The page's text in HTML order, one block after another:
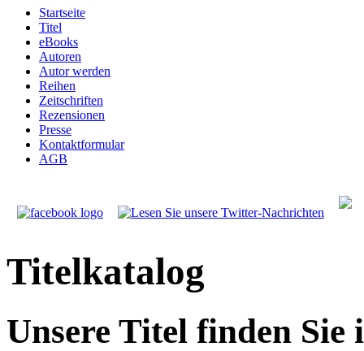
Startseite
Titel
eBooks
Autoren
Autor werden
Reihen
Zeitschriften
Rezensionen
Presse
Kontaktformular
AGB
Titelkatalog
Unsere Titel finden